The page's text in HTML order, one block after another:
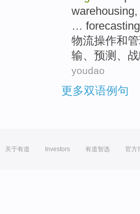
warehousing,
… forecasting
物流操作和
输、 预测 、
youdao
更多双语例句
关于有道 Investors 有道智选 官方